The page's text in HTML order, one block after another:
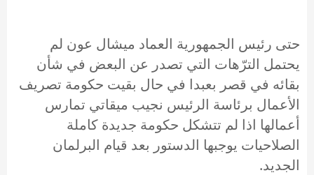
حتى رئيس الجمهورية العماد ميشال عون لم
يحتمل الترّهات التي تصدر عن البعض في شأن
بقائه في قصر بعبدا في حال بقيت حكومة تصريف
الأعمال برئاسة الرئيس نجيب ميقاتي تمارس
أعمالها اذا لم تتشكل حكومة جديدة كاملة
الصلاحيات يوجبها الدستور بعد قيام البرلمان
الجديد.